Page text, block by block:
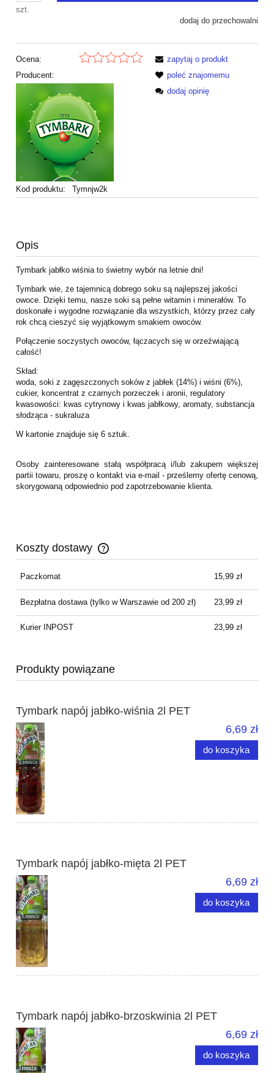
szt.
dodaj do przechowalni
Ocena:
Producent:
Kod produktu: Tymnjw2k
zapytaj o produkt
poleć znajomemu
dodaj opinię
Opis
Tymbark jabłko wiśnia to świetny wybór na letnie dni!
Tymbark wie, że tajemnicą dobrego soku są najlepszej jakości
owoce. Dzięki temu, nasze soki są pełne witamin i minerałów. To
doskonałe i wygodne rozwiązanie dla wszystkich, którzy przez cały
rok chcą cieszyć się wyjątkowym smakiem owoców.
Połączenie soczystych owoców, łączacych się w orzeźwiającą
całość!
Skład:
woda, soki z zagęszczonych soków z jabłek (14%) i wiśni (6%),
cukier, koncentrat z czarnych porzeczek i aronii, regulatory
kwasowości: kwas cytrynowy i kwas jabłkowy, aromaty, substancja
słodząca - sukraluza
W kartonie znajduje się 6 sztuk.
Osoby zainteresowane stałą współpracą i/lub zakupem większej
partii towaru, proszę o kontakt via e-mail - prześlemy ofertę cenową,
skorygowaną odpowiednio pod zapotrzebowanie klienta.
Koszty dostawy
Cena nie zawiera ewentualnych kosztów płatności
Paczkomat 15,99 zł
Bezpłatna dostawa(tylko w Warszawie od 200 zł) 23,99 zł
Kurier INPOST 23,99 zł
Produkty powiązane
Tymbark napój jabłko-wiśnia 2l PET
6,69 zł
do koszyka
Tymbark napój jabłko-mięta 2l PET
6,69 zł
do koszyka
Tymbark napój jabłko-brzoskwinia 2l PET
6,69 zł
do koszyka